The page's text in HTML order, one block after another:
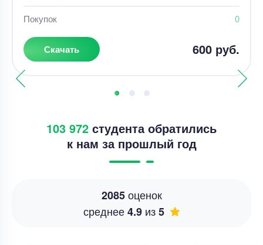
Покупок 0
Скачать 600 руб.
103 972 студента обратились
к нам за прошлый год
2085оценок
среднее4.9 из5